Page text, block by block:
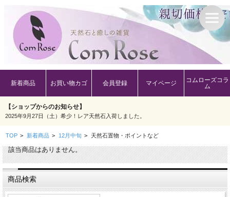
新着商品 お買い物カゴ 会員登録 マイページ
コムローズコラ
ム
【ショップからのお知らせ】
2025年9月27日（土）希少！レア天然石入荷しました。
TOP > 新着商品 > 12月中旬 > 天然石置物・ポイントなど
該当商品はありません。
商品検索